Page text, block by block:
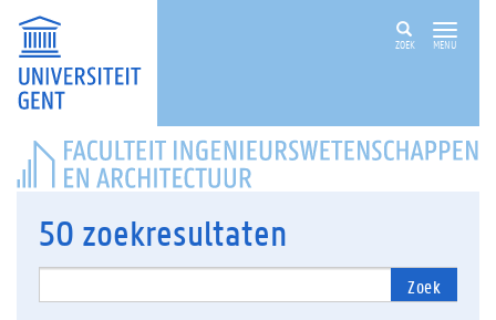
ZOEK MENU
FACULTEIT
INGENIEURSWETENSCHAPPEN
EN
50 zoekresultaten
Zoek